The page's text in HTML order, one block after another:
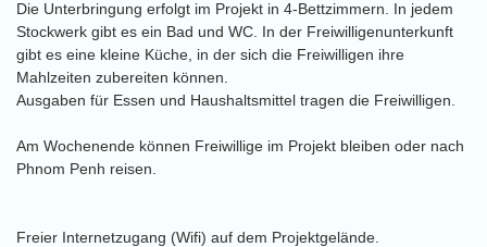
Die Unterbringung erfolgt im Projekt in 4-Bettzimmern. In jedem
Stockwerk gibt es ein Bad und WC. In der Freiwilligenunterkunft
gibt es eine kleine Küche, in der sich die Freiwilligen ihre
Mahlzeiten zubereiten können.
Ausgaben für Essen und Haushaltsmittel tragen die Freiwilligen.
Am Wochenende können Freiwillige im Projekt bleiben oder nach
Phnom Penh reisen.
Freier Internetzugang (Wifi) auf dem Projektgelände.